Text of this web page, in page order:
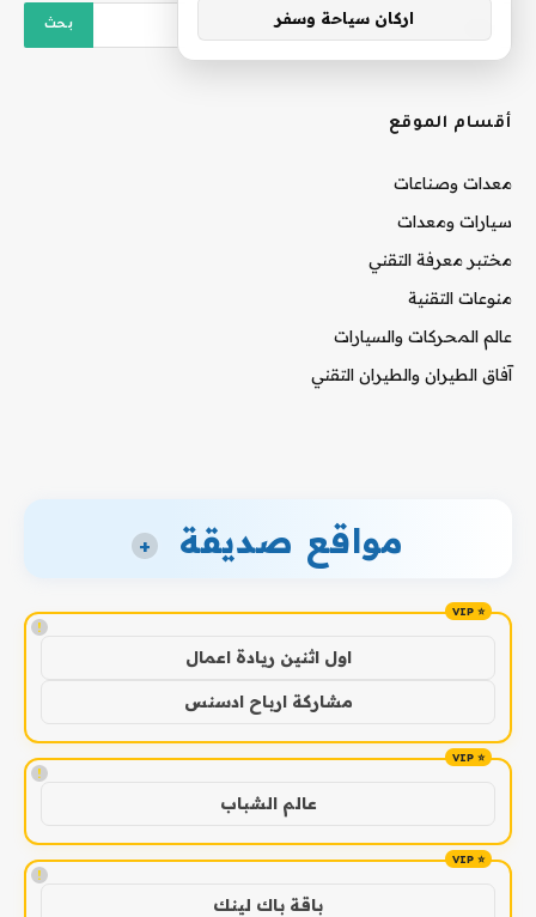
أقسام الموقع
معدات وصناعات
سيارات ومعدات
مختبر معرفة التقني
منوعات التقنية
عالم المحركات والسيارات
آفاق الطيران والطيران التقني
مواقع صديقة +
!
اول اثنين ريادة اعمال
مشاركة ارباح ادسنس
!
عالم الشباب
!
باقة باك لينك
اركان سياحة وسفر